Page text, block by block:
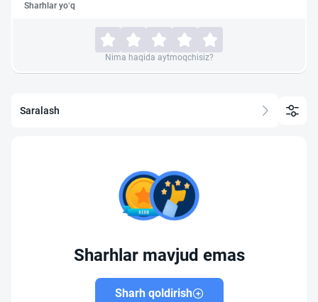
Sharhlar yo‘q
Nima haqida aytmoqchisiz?
Saralash
Sharhlar mavjud emas
Sharh qoldirish